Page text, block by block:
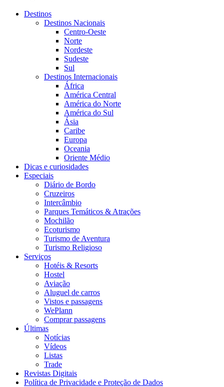
Destinos
Destinos Nacionais
Centro-Oeste
Norte
Nordeste
Sudeste
Sul
Destinos Internacionais
África
América Central
América do Norte
América do Sul
Ásia
Caribe
Europa
Oceania
Oriente Médio
Dicas e curiosidades
Especiais
Diário de Bordo
Cruzeiros
Intercâmbio
Parques Temáticos & Atrações
Mochilão
Ecoturismo
Turismo de Aventura
Turismo Religioso
Serviços
Hotéis & Resorts
Hostel
Aviação
Aluguel de carros
Vistos e passagens
WePlann
Comprar passagens
Últimas
Notícias
Vídeos
Listas
Trade
Revistas Digitais
Política de Privacidade e Proteção de Dados